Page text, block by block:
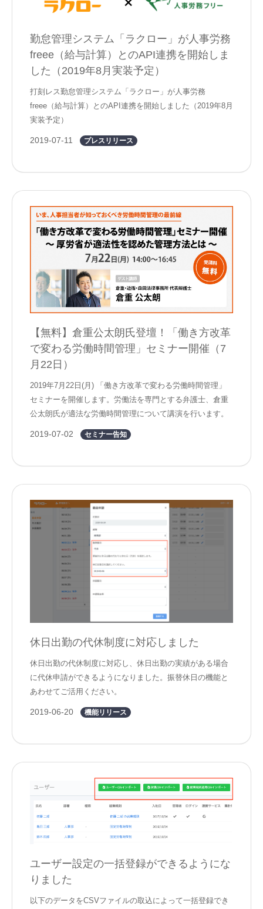
勤怠管理システム「ラクロー」が人事労務
freee（給与計算）とのAPI連携を開始しま
した（2019年8月実装予定）
打刻レス勤怠管理システム「ラクロー」が人事労務
freee（給与計算）とのAPI連携を開始しました（2019年8月
実装予定）
2019-07-11 プレスリリース
【無料】倉重公太朗氏登壇！「働き方改革
で変わる労働時間管理」セミナー開催（7
月22日）
2019年7月22日(月) 「働き方改革で変わる労働時間管理」
セミナーを開催します。労働法を専門とする弁護士、倉重
公太朗氏が適法な労働時間管理について講演を行います。
2019-07-02 セミナー告知
休日出勤の代休制度に対応しました
休日出勤の代休制度に対応し、休日出勤の実績がある場合
に代休申請ができるようになりました。振替休日の機能と
あわせてご活用ください。
2019-06-20 機能リリース
ユーザー設定の一括登録ができるようにな
りました
以下のデータをCSVファイルの取込によって一括登録でき